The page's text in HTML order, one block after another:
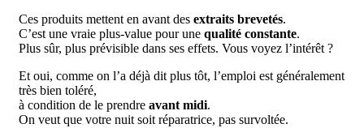
Ces produits mettent en avant des extraits brevetés.
C’est une vraie plus-value pour une qualité constante.
Plus sûr, plus prévisible dans ses effets. Vous voyez l’intérêt ?
Et oui, comme on l’a déjà dit plus tôt, l’emploi est généralement
très bien toléré,
à condition de le prendre avant midi.
On veut que votre nuit soit réparatrice, pas survoltée.